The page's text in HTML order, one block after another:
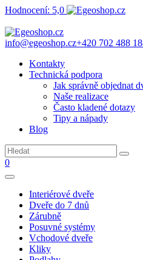
Hodnocení: 5,0
info@egeoshop.cz+420 702 488
Kontakty
Technická podpora
Jak správně objednat
Naše realizace
Často kladené dotazy
Tipy a nápady
Blog
0
Interiérové dveře
Dveře do 7 dnů
Zárubně
Posuvné systémy
Vchodové dveře
Kliky